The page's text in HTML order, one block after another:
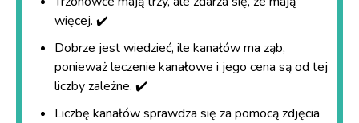
więcej. ✔️
Dobrze jest wiedzieć, ile kanałów ma ząb,
ponieważ leczenie kanałowe i jego cena są od tej
liczby zależne. ✔️
Liczbę kanałów sprawdza się za pomocą zdjęcia